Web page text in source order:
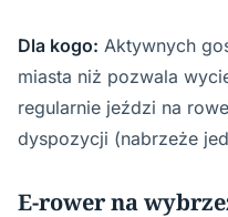
Dla kogo: Aktywnych
miasta niż pozwala
regularnie jeździ na
dyspozycji (nabrzeże
E-rower na